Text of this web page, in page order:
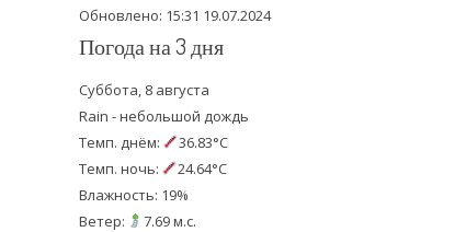
Обновлено: 15:31 19.07.2024
Погода на 3 дня
Суббота, 8 августа
Rain - небольшой дождь
Темп. днём:
36.83°C
Темп. ночь:
24.64°C
Влажность: 19%
Ветер:
7.69 м.с.